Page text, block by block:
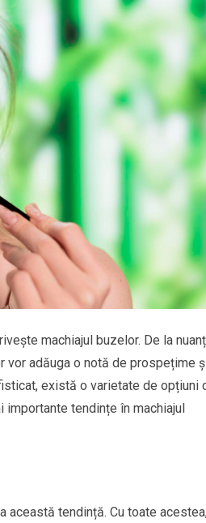
machiajul buzelor. De la
vor adăuga o notă de prospețime
există o varietate de opțiuni
tendințe în machiajul
această tendință. Cu toate